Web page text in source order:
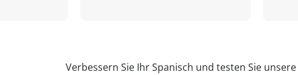
Verbessern Sie Ihr Spanisch und testen Sie unsere